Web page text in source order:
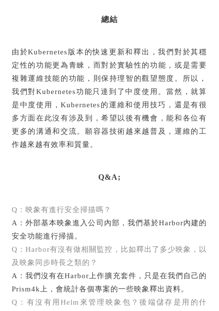
總結
由於Kubernetes版本的快速更新和釋出，我們對於其穩
定性的功能更為青睞，而對於實驗性的功能，或是需要
複雜運維技能的功能，則保持理智的觀望態度。所以，
我們對Kubernetes功能只達到了中度使用。當然，就算
是中度使用，Kubernetes的運維和使用技巧，還是有很
多方面在此沒有涉及到，希望以後有機會，能和各位有
更多的溝通和交流。願容器技術越來越普及，運維的工
作越來越有效率和質量。
Q&A;
Q：映象有進行安全掃描嗎？
A：外部基本映象進入公司內部，我們基於Harbor內建的
安全功能進行掃描。
Q：Harbor有沒有做相關監控，比如釋出了多少映象，以
及映象同步時長之類的？
A：我們沒有在Harbor上作擴充套件，只是在我們自己的
Prism4k上，會統計各個專案的一些映象釋出資料。
Q：有沒有用Helm來管理映象包？後端儲存是用的什